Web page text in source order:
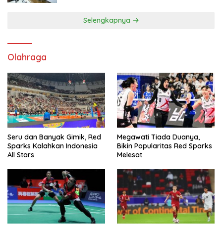
Selengkapnya
Olahraga
Seru dan Banyak Gimik, Red
Sparks Kalahkan Indonesia
All Stars
Megawati Tiada Duanya,
Bikin Popularitas Red Sparks
Melesat